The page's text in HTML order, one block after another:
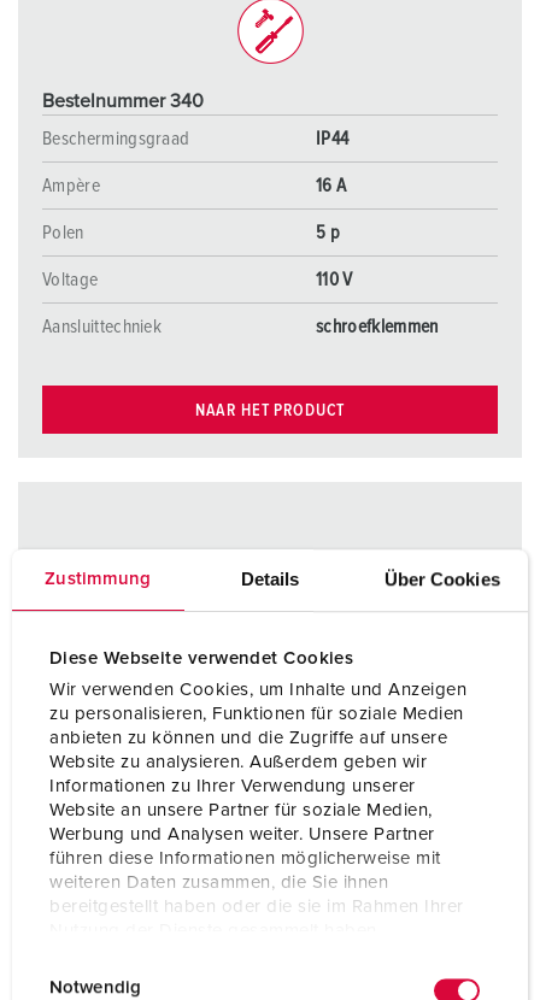
Zustimmung Details Über Cookies
Diese Webseite verwendet Cookies
Wir verwenden Cookies, um Inhalte und Anzeigen
zu personalisieren, Funktionen für soziale Medien
anbieten zu können und die Zugriffe auf unsere
Website zu analysieren. Außerdem geben wir
Informationen zu Ihrer Verwendung unserer
Website an unsere Partner für soziale Medien,
Werbung und Analysen weiter. Unsere Partner
führen diese Informationen möglicherweise mit
weiteren Daten zusammen, die Sie ihnen
bereitgestellt haben oder die sie im Rahmen Ihrer
Notwendig
Bestelnummer 340
Beschermingsgraad
IP44
Ampère 16 A
Polen 5 p
Voltage 110 V
Aansluittechniek schroefklemmen
NAAR HET PRODUCT